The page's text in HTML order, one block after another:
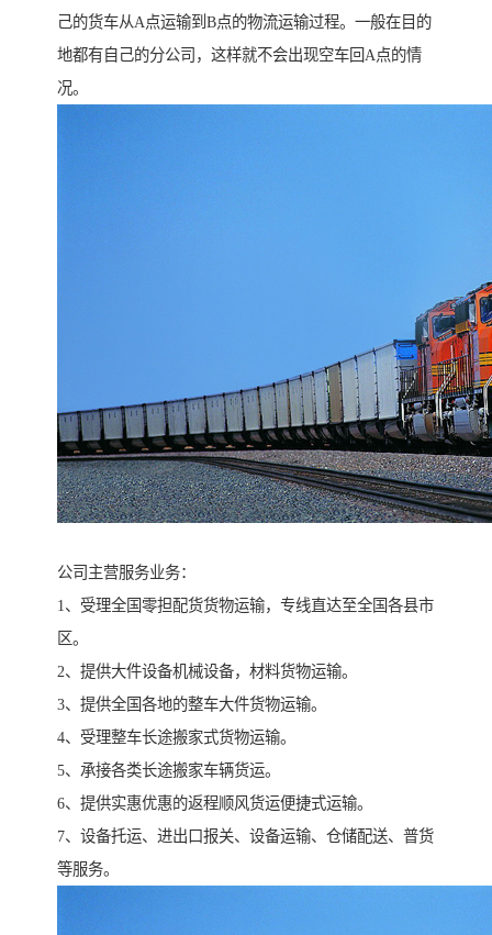
己的货车从A点运输到B点的物流运输过程。一般在目的
地都有自己的分公司，这样就不会出现空车回A点的情
况。
公司主营服务业务：
1、受理全国零担配货货物运输，专线直达至全国各县市
区。
2、提供大件设备机械设备，材料货物运输。
3、提供全国各地的整车大件货物运输。
4、受理整车长途搬家式货物运输。
5、承接各类长途搬家车辆货运。
6、提供实惠优惠的返程顺风货运便捷式运输。
7、设备托运、进出口报关、设备运输、仓储配送、普货
等服务。